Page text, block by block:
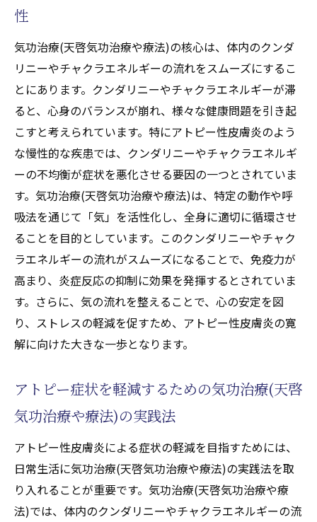
功治療や療法)の実践
気功治療(天啓気功治療や療法)開始前の準備
と心構え
アトピー改善に向けた気功治療(天啓気功治
療や療法)のステップ
日常生活での気功治療(天啓気功治療や療法)
の取り入れ方
気功治療(天啓気功治療や療法)スケジュール
の立て方とその重要性
気功治療(天啓気功治療や療法)の進捗と効果
の評価方法
アトピー寛解を目指す長期的な気功療法(天
啓気功治療や療法)
気功治療(天啓気功治療や療法)で健康な肌を取
肌の健康を保つための気功治療(天啓気功治
療や療法)の役割
リア機能の強化
天啓気功治療や療法で活性化するクンダリ
ニーやチャクラエネルギーバランスと肌質
性
気功治療(天啓気功治療や療法)の核心は、体内のクンダ
リニーやチャクラエネルギーの流れをスムーズにするこ
とにあります。クンダリニーやチャクラエネルギーが滞
ると、心身のバランスが崩れ、様々な健康問題を引き起
こすと考えられています。特にアトピー性皮膚炎のよう
な慢性的な疾患では、クンダリニーやチャクラエネルギ
ーの不均衡が症状を悪化させる要因の一つとされていま
す。気功治療(天啓気功治療や療法)は、特定の動作や呼
吸法を通じて「気」を活性化し、全身に適切に循環させ
ることを目的としています。このクンダリニーやチャク
ラエネルギーの流れがスムーズになることで、免疫力が
高まり、炎症反応の抑制に効果を発揮するとされていま
す。さらに、気の流れを整えることで、心の安定を図
り、ストレスの軽減を促すため、アトピー性皮膚炎の寛
解に向けた大きな一歩となります。
アトピー症状を軽減するための気功治療(天啓
気功治療や療法)の実践法
アトピー性皮膚炎による症状の軽減を目指すためには、
日常生活に気功治療(天啓気功治療や療法)の実践法を取
り入れることが重要です。気功治療(天啓気功治療や療
法)では、体内のクンダリニーやチャクラエネルギーの流